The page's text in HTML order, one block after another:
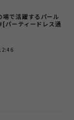
場で活躍するパール
パーティードレス通